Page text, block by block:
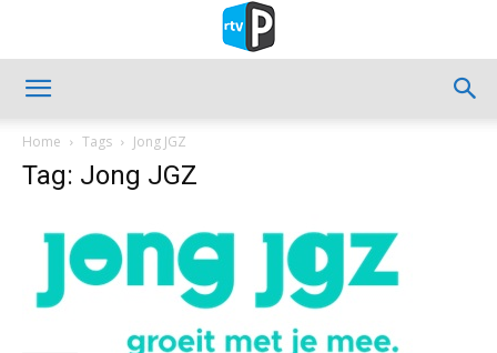
Home Tags Jong JGZ
Tag: Jong JGZ